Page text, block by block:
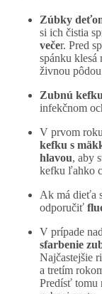
Zúbky
si ich čistia
večer. Pred
spánku klesá
živnou
Zubnú
infekčnom
V prvom
kefku s
hlavou, aby
kefku ľahko
Ak má dieťa
odporučiť
V prípade
sfarbenie
Najčastejšie
a tretím
Predísť tomu